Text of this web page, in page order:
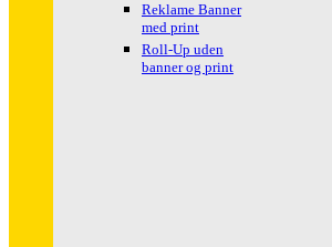
Reklame Banner
med print
Roll-Up uden
banner og print